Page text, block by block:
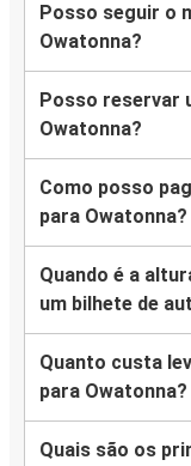
Posso seguir o
Owatonna?
Posso reservar
Owatonna?
Como posso
para Owatonna?
Quando é a
um bilhete de
Quanto custa
para Owatonna?
Quais são os